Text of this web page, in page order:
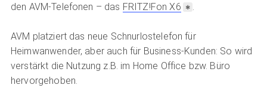
den AVM-Telefonen – das FRITZ!Fon X6 .
AVM platziert das neue Schnurlostelefon für
Heimwanwender, aber auch für Business-Kunden: So wird
verstärkt die Nutzung z.B. im Home Office bzw. Büro
hervorgehoben.